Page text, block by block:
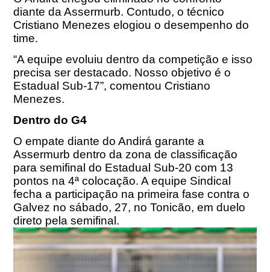
diante da Assermurb. Contudo, o técnico
Cristiano Menezes elogiou o desempenho do
time.
“A equipe evoluiu dentro da competição e isso
precisa ser destacado. Nosso objetivo é o
Estadual Sub-17”, comentou Cristiano
Menezes.
Dentro do G4
O empate diante do Andirá garante a
Assermurb dentro da zona de classificação
para semifinal do Estadual Sub-20 com 13
pontos na 4ª colocação. A equipe Sindical
fecha a participação na primeira fase contra o
Galvez no sábado, 27, no Tonicão, em duelo
direto pela semifinal.